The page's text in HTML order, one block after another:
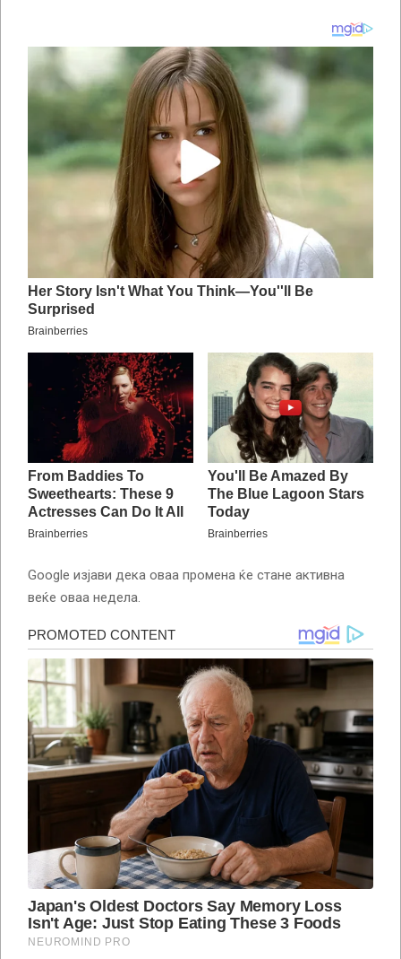
Google изјави дека оваа промена ќе стане активна
веќе оваа недела.